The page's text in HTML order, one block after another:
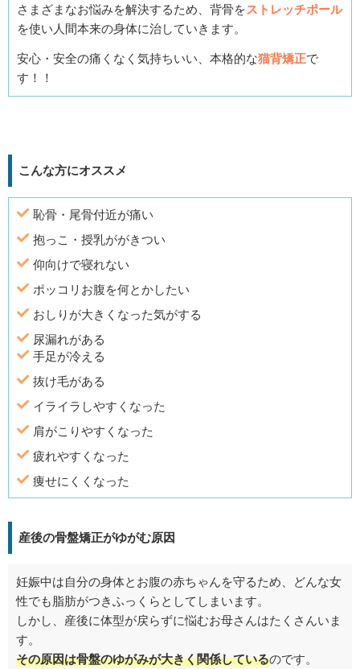
さまざまなお悩みを解決するため、背骨をストレッチポール
を使い人間本来の身体に治していきます。
安心・安全の痛くなく気持ちいい、本格的な猫背矯正で
す！！
こんな方にオススメ
恥骨・尾骨付近が痛い
抱っこ・授乳ががきつい
仰向けで寝れない
ポッコリお腹を何とかしたい
おしりが大きくなった気がする
尿漏れがある
手足が冷える
抜け毛がある
イライラしやすくなった
肩がこりやすくなった
疲れやすくなった
痩せにくくなった
産後の骨盤矯正がゆがむ原因
妊娠中は自分の身体とお腹の赤ちゃんを守るため、どんな女
性でも脂肪がつきふっくらとしてしまいます。
しかし、産後に体型が戻らずに悩むお母さんはたくさんいま
す。
その原因は骨盤のゆがみが大きく関係しているのです。